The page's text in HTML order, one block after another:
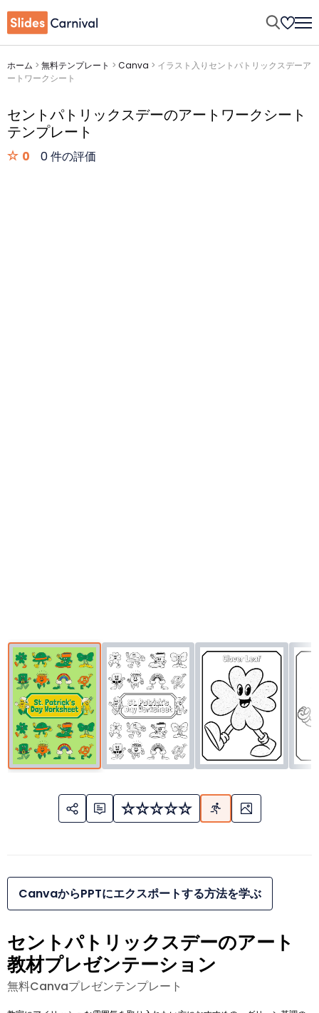
ホーム > 無料テンプレート > Canva > イラスト入りセントパトリックスデーア
ートワークシート
セントパトリックスデーのアートワークシート
テンプレート
0 0 件の評価
CanvaからPPTにエクスポートする方法を学ぶ
セントパトリックスデーのアート
教材プレゼンテーション
無料Canvaプレゼンテンプレート